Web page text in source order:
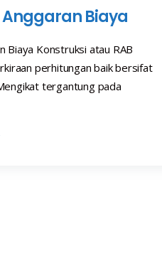
Biaya
Biaya Konstruksi atau RAB
perhitungan baik bersifat
tergantung pada